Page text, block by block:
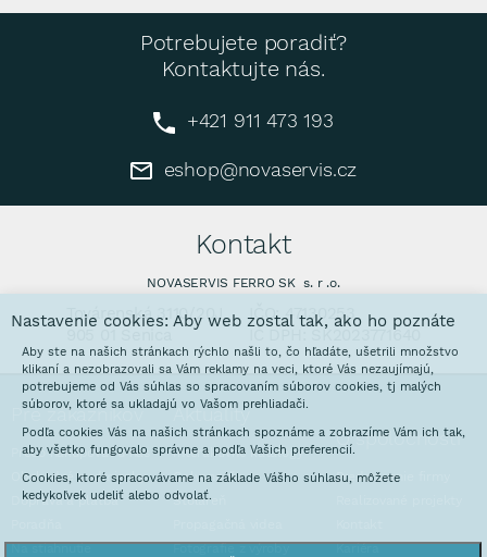
Potrebujete poradiť?
Kontaktujte nás.
+421 911 473 193
eshop@novaservis.cz
Kontakt
NOVASERVIS FERRO SK s. r .o.
Továrenská 3110/20J
IČO: 47130253
IČ DPH: SK2023771640
Pre zákazníkov
Prečo nakupovať u nás
Obchodné podmienky
Doprava a platba
Na stiahnutie
Aktuality
Interaktívne katalógy
Galvanovňa
Stoláreň
Fotografie z výroby
O spoločnosti
Predstavenie firmy
Kariéra
Nastavenie cookies: Aby web zostal tak, ako ho poznáte
Aby ste na našich stránkach rýchlo našli to, čo hľadáte, ušetrili množstvo
klikaní a nezobrazovali sa Vám reklamy na veci, ktoré Vás nezaujímajú,
potrebujeme od Vás súhlas so spracovaním súborov cookies, tj malých
súborov, ktoré sa ukladajú vo Vašom prehliadači.
Podľa cookies Vás na našich stránkach spoznáme a zobrazíme Vám ich tak,
aby všetko fungovalo správne a podľa Vašich preferencií.
Cookies, ktoré spracovávame na základe Vášho súhlasu, môžete
kedykoľvek udeliť alebo odvolať.